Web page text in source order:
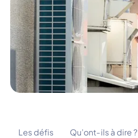
Les défis Qu’ont-ils à dire ?